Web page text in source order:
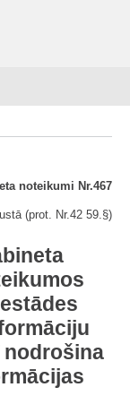
noteikumi Nr.467
(prot. Nr.42 59.§)
nodrošina